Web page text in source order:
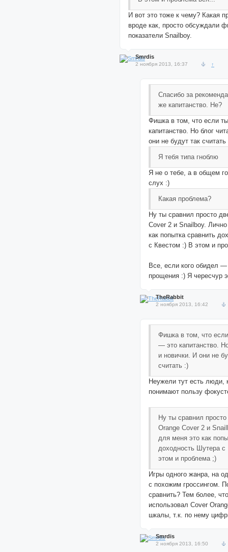
И вот это тоже к чему? Какая
вроде как, просто обсуждали
показатели Snailboy.
Smrdis
2 ноября 2013, 16:37 ↑
Спасибо за
же капитанство. Не?
Фишка в том, что если
капитанство. Но блог
они не будут так считать
Я тебя типа гноблю
Я не о тебе, а в общем
слух :)
Какая проблема?
Ну ты сравнил просто
Cover 2 и Snailboy.
как попытка сравнить
с Квестом :) В этом и
Все, если кого обидел
прощения :) Я чересчур
TheRabbit
2 ноября 2013, 16:42
Фишка в том, что
— это капитанство.
и новички. И они не
считать :)
Неужели тут есть люди,
понимают пользу
Ну ты сравнил
Orange Cover 2 и
для меня это как
доходность Шутера
этом и проблема ;)
Игры одного жанра, на
с похожим гроссингом.
сравнить? Тем более,
использовал Cover
шкалы, т.к. по нему
Smrdis
2 ноября 2013, 16:50